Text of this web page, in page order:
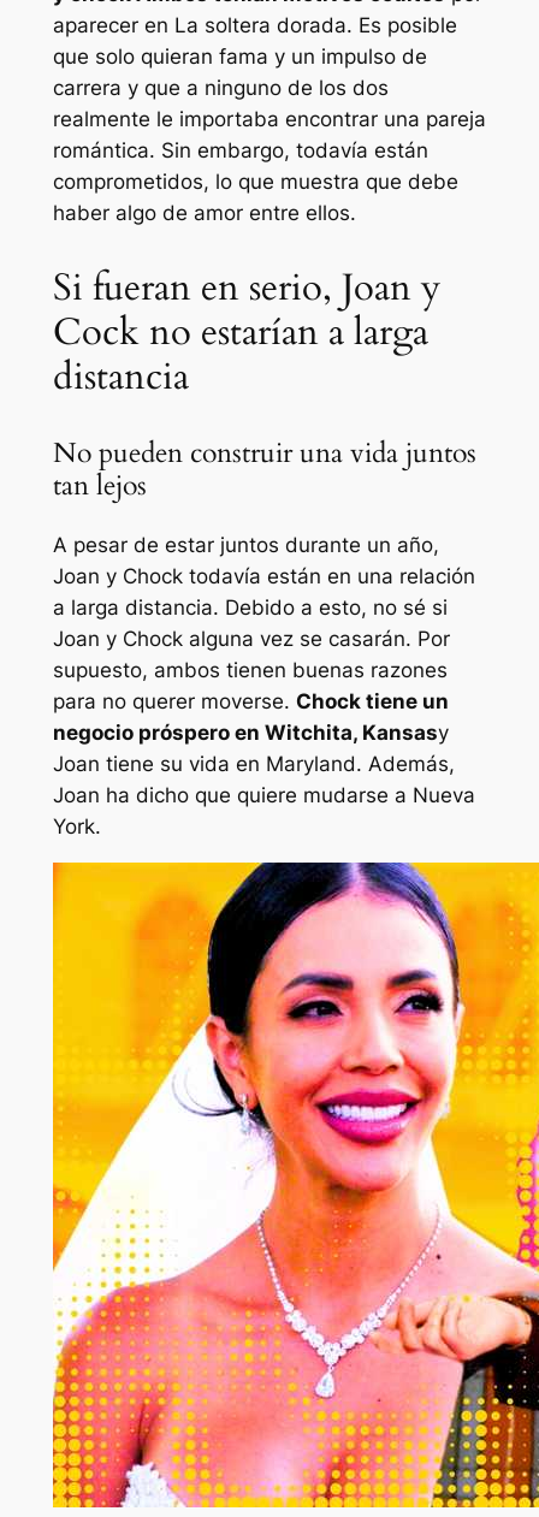
aparecer en La soltera dorada. Es posible
que solo quieran fama y un impulso de
carrera y que a ninguno de los dos
realmente le importaba encontrar una pareja
romántica. Sin embargo, todavía están
comprometidos, lo que muestra que debe
haber algo de amor entre ellos.
Si fueran en serio, Joan y
Cock no estarían a larga
distancia
No pueden construir una vida juntos
tan lejos
A pesar de estar juntos durante un año,
Joan y Chock todavía están en una relación
a larga distancia. Debido a esto, no sé si
Joan y Chock alguna vez se casarán. Por
supuesto, ambos tienen buenas razones
para no querer moverse. Chock tiene un
negocio próspero en Witchita, Kansasy
Joan tiene su vida en Maryland. Además,
Joan ha dicho que quiere mudarse a Nueva
York.